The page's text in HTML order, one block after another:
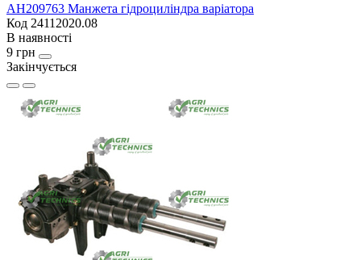
AH209763 Манжета гідроциліндра варіатора
Код 24112020.08
В наявності
9 грн
Закінчується